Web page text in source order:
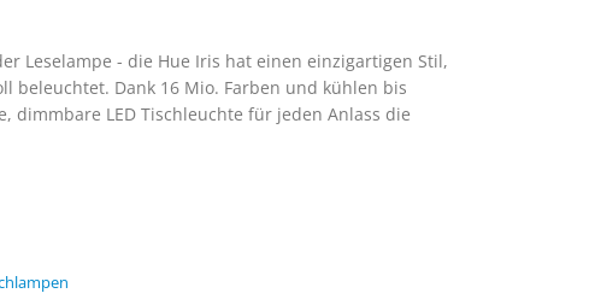
Leselampe - die Hue Iris hat einen einzigartigen Stil,
beleuchtet. Dank 16 Mio. Farben und kühlen bis
LED Tischleuchte für jeden Anlass die